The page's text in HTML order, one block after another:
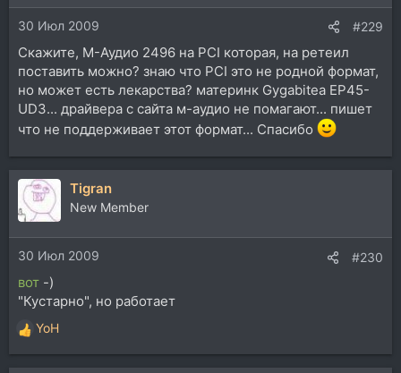
и
:30 Июл 2009 #229
Скажите, М-Аудио 2496 на PCI которая, на ретеил
поставить можно? знаю что PCI это не родной формат,
но может есть лекарства? материнк Gygabitea EP45-
UD3... драйвера с сайта м-аудио не помaгают... пишет
что не поддерживает этот формат... Спасибо
Tigran
New Member
30 Июл 2009 #230
вот -)
"Кустарно", но работает
Р
е
а
YoH